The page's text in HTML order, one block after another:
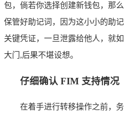
包，倘若你选择创建新钱包，那
保管好助记词，因为这小小的助
关键凭证，一旦泄露给他人，就
大门,后果不堪设想。
仔细确认 FIM 支持情况
在着手进行转移操作之前，